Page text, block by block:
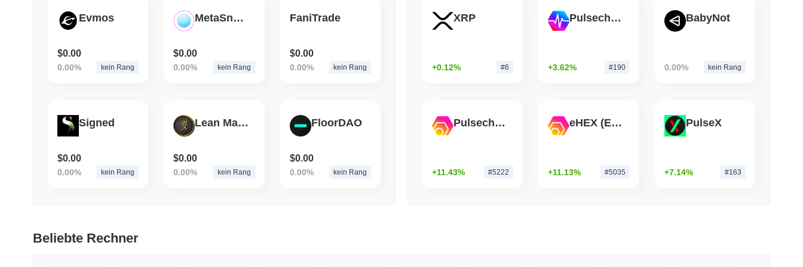
August 06 2026(1 day ago) 3 min lesen
Ausgabemacht
Evmos
$0.00
0.00% kein Rang
MetaSnooker
$0.00
0.00% kein Rang
FaniTrade
$0.00
0.00% kein Rang
Signed
$0.00
0.00% kein Rang
Lean Management Token
$0.00
0.00% kein Rang
FloorDAO
$0.00
0.00% kein Rang
XRP
+0.12% #6
Pulsechain
+3.62% #190
BabyNot
0.00% kein Rang
Pulsechain Bridged HEX (Pulsechain)
+11.43% #5222
eHEX (Ethereum)
+11.13% #5035
PulseX
+7.14% #163
Beliebte Rechner